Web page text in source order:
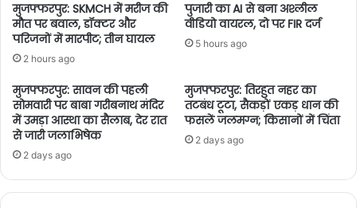
मुजफ्फरपुर: SKMCH में मरीज की
मौत पर बवाल, डॉक्टर और
परिजनों में मारपीट; तीन घायल
2 hours ago
पुजारी का AI से बना अश्लील
वीडियो वायरल, दो पर FIR दर्ज
5 hours ago
मुजफ्फरपुर: सावन की पहली
सोमवारी पर बाबा गरीबनाथ मंदिर
में उमड़ा आस्था का सैलाब, देर रात
से जारी जलाभिषेक
2 days ago
मुजफ्फरपुर: तिरहुत नहर का
तटबंध टूटा, सैकड़ों एकड़ धान की
फसलें जलमग्न; किसानों में चिंता
2 days ago